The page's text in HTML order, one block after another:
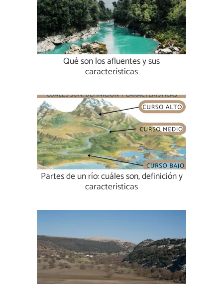
Qué son los afluentes y sus
características
Partes de un río: cuáles son, definición y
características